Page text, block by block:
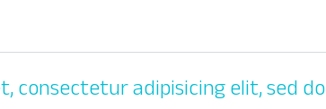
consectetur adipisicing elit, sed